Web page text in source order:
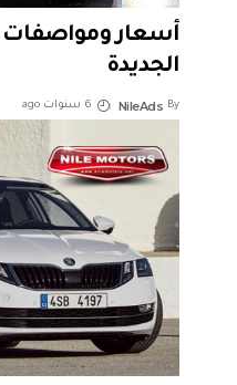
أسعار ومواصفات
الجديدة
By
NileAds 6 سنوات ago